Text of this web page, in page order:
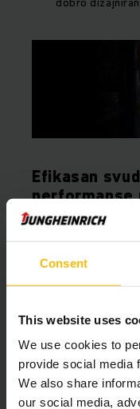
Consent
This website uses
We use cookies to
provide social media
We also share
our social media,
Efikasan
performanse